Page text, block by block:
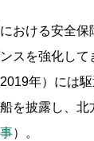
おける安全
スを強化し
年）には
を披露し、
）。